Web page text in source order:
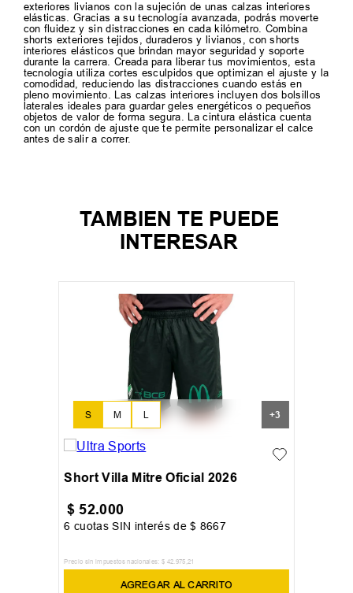
exteriores livianos con la sujeción de unas calzas interiores
elásticas. Gracias a su tecnología avanzada, podrás moverte
con fluidez y sin distracciones en cada kilómetro. Combina
shorts exteriores tejidos, duraderos y livianos, con shorts
interiores elásticos que brindan mayor seguridad y soporte
durante la carrera. Creada para liberar tus movimientos, esta
tecnología utiliza cortes esculpidos que optimizan el ajuste y la
comodidad, reduciendo las distracciones cuando estás en
pleno movimiento. Las calzas interiores incluyen dos bolsillos
laterales ideales para guardar geles energéticos o pequeños
objetos de valor de forma segura. La cintura elástica cuenta
con un cordón de ajuste que te permite personalizar el calce
antes de salir a correr.
TAMBIEN TE PUEDE
INTERESAR
S L
M +3
Short Villa Mitre Oficial 2026
$ 52.000
6 cuotas SIN interés de$ 8667
Precio sin impuestos nacionales: $ 42.975 ,21
AGREGAR AL CARRITO